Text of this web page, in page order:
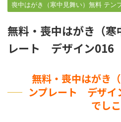
喪中はがき（寒中見舞い）無料 テン
無料・喪中はがき（寒
レート デザイン016
無料・喪中はがき
ンプレート デザイ
でしこ